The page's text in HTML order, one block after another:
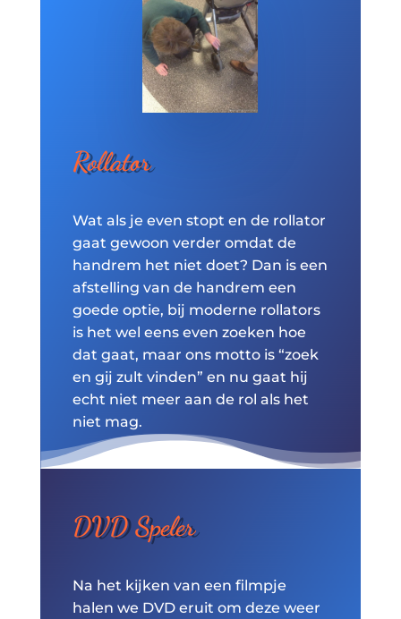
Rollator
Wat als je even stopt en de rollator
gaat gewoon verder omdat de
handrem het niet doet? Dan is een
afstelling van de handrem een
goede optie, bij moderne rollators
is het wel eens even zoeken hoe
dat gaat, maar ons motto is “zoek
en gij zult vinden” en nu gaat hij
echt niet meer aan de rol als het
niet mag.
DVD Speler
Na het kijken van een filmpje
halen we DVD eruit om deze weer